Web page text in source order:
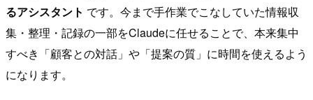
るアシスタント です。今まで手作業でこなしていた情報収
集・整理・記録の一部をClaudeに任せることで、本来集中
すべき「顧客との対話」や「提案の質」に時間を使えるよう
になります。